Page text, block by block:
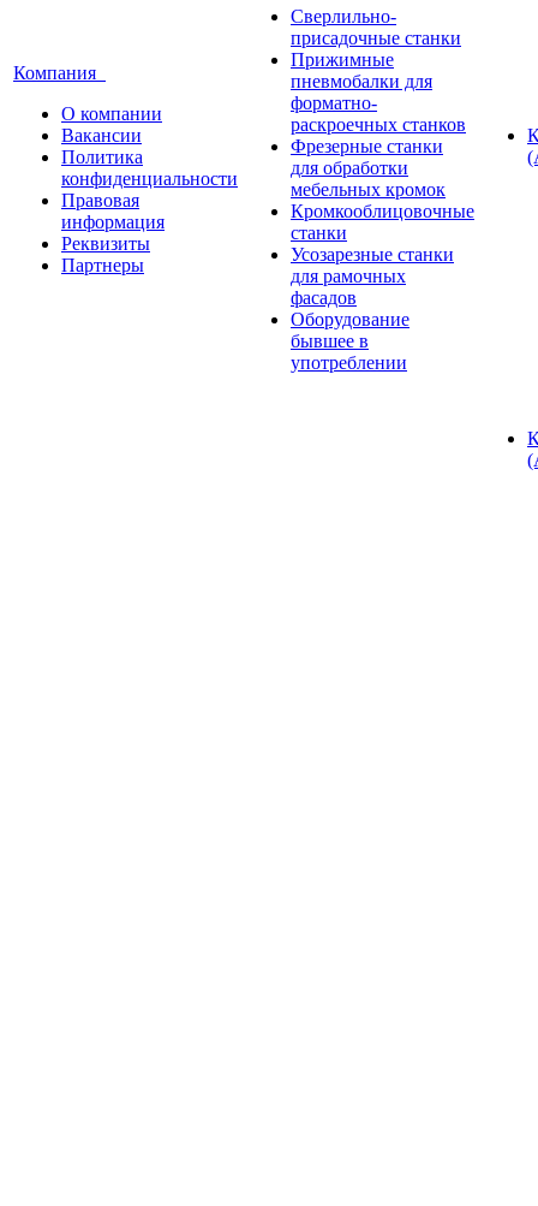
Компания
О компании
Вакансии
Политика
конфиденциальности
Правовая
информация
Реквизиты
Партнеры
Сверлильно-
присадочные станки
Прижимные
пневмобалки для
форматно-
раскроечных станков
Фрезерные станки
для обработки
мебельных кромок
Кромкооблицовочные
станки
Усозарезные станки
для рамочных
фасадов
Оборудование
бывшее в
употреблении